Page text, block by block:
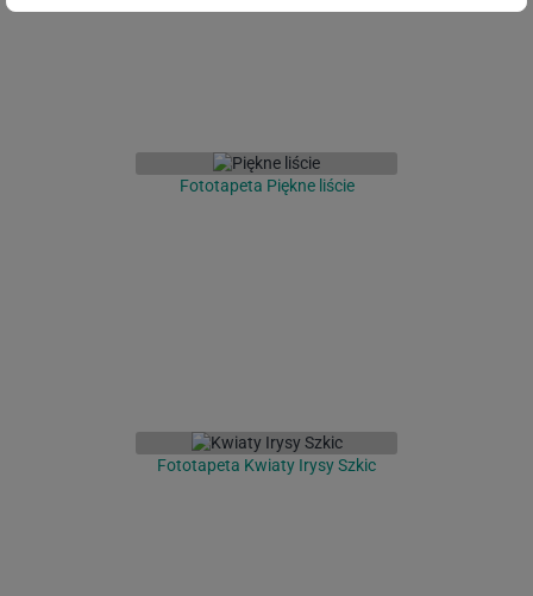
Fototapeta Piękne liście
Fototapeta Kwiaty Irysy Szkic